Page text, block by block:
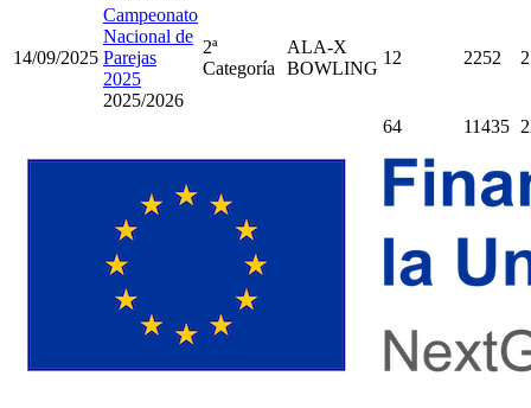
14/09/2025
Campeonato
Nacional de
Parejas
2025
2025/2026
2ª
Categoría
ALA-X
BOWLING
12 2252
64 11435